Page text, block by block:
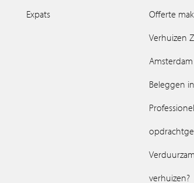
Expats
Offerte
Verhuizen
Amsterdam
Beleggen
verhuizen?